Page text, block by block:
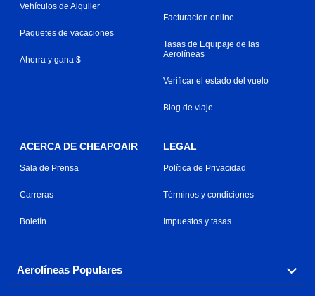
Vehículos de Alquiler
Paquetes de vacaciones
Ahorra y gana $
Facturacion online
Tasas de Equipaje de las
Aerolíneas
Verificar el estado del vuelo
Blog de viaje
ACERCA DE CHEAPOAIR
Sala de Prensa
Carreras
Boletín
LEGAL
Política de Privacidad
Términos y condiciones
Impuestos y tasas
Aerolíneas Populares